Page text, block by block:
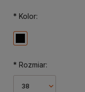
* Kolor:
* Rozmiar: